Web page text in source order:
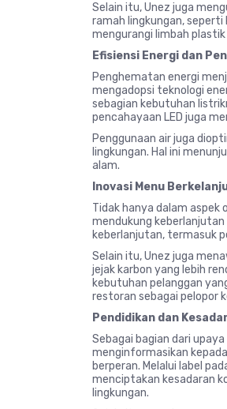
Selain itu, Unez juga
ramah lingkungan,
mengurangi limbah
Efisiensi Energi dan
Penghematan energi
mengadopsi teknologi
sebagian kebutuhan
pencahayaan LED juga
Penggunaan air juga
lingkungan. Hal ini
alam.
Inovasi Menu
Tidak hanya dalam aspek
mendukung
keberlanjutan, termasuk
Selain itu, Unez juga
jejak karbon yang lebih
kebutuhan pelanggan
restoran sebagai pelopor
Pendidikan dan
Sebagai bagian dari
menginformasikan
berperan. Melalui label
menciptakan kesadaran
lingkungan.